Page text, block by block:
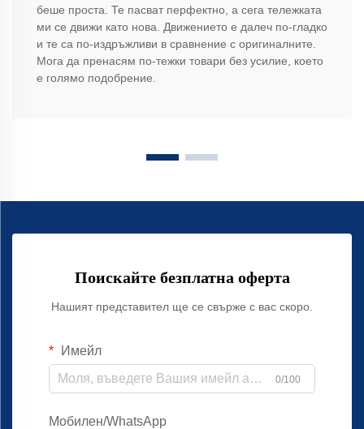
беше проста. Те пасват перфектно, а сега тележката
ми се движи като нова. Движението е далеч по-гладко
и те са по-издръжливи в сравнение с оригиналните.
Мога да пренасям по-тежки товари без усилие, което
е голямо подобрение.
Поискайте безплатна оферта
Нашият представител ще се свърже с вас скоро.
Имейл
0/100
Мобилен/WhatsApp